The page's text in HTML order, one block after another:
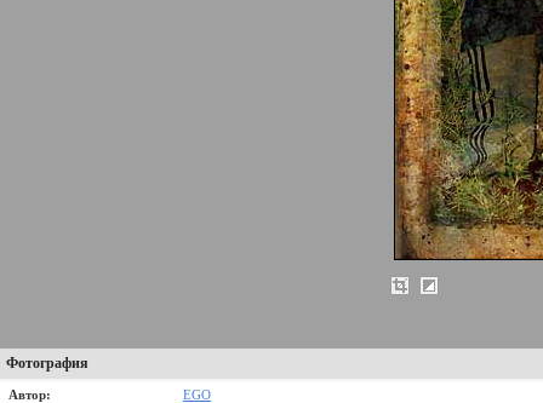
Фотография
Автор: EGO